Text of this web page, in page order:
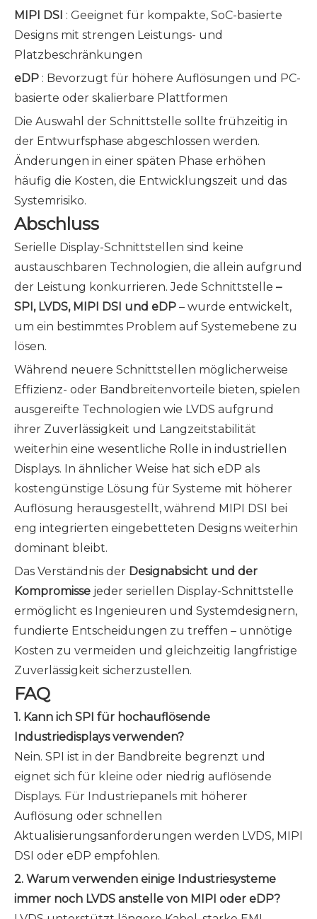
MIPI DSI : Geeignet für kompakte, SoC-basierte
Designs mit strengen Leistungs- und
Platzbeschränkungen
eDP : Bevorzugt für höhere Auflösungen und PC-
basierte oder skalierbare Plattformen
Die Auswahl der Schnittstelle sollte frühzeitig in
der Entwurfsphase abgeschlossen werden.
Änderungen in einer späten Phase erhöhen
häufig die Kosten, die Entwicklungszeit und das
Systemrisiko.
Abschluss
Serielle Display-Schnittstellen sind keine
austauschbaren Technologien, die allein aufgrund
der Leistung konkurrieren. Jede Schnittstelle –
SPI, LVDS, MIPI DSI und eDP – wurde entwickelt,
um ein bestimmtes Problem auf Systemebene zu
lösen.
Während neuere Schnittstellen möglicherweise
Effizienz- oder Bandbreitenvorteile bieten, spielen
ausgereifte Technologien wie LVDS aufgrund
ihrer Zuverlässigkeit und Langzeitstabilität
weiterhin eine wesentliche Rolle in industriellen
Displays. In ähnlicher Weise hat sich eDP als
kostengünstige Lösung für Systeme mit höherer
Auflösung herausgestellt, während MIPI DSI bei
eng integrierten eingebetteten Designs weiterhin
dominant bleibt.
Das Verständnis der Designabsicht und der
Kompromisse jeder seriellen Display-Schnittstelle
ermöglicht es Ingenieuren und Systemdesignern,
fundierte Entscheidungen zu treffen – unnötige
Kosten zu vermeiden und gleichzeitig langfristige
Zuverlässigkeit sicherzustellen.
FAQ
1. Kann ich SPI für hochauflösende
Industriedisplays verwenden?
Nein. SPI ist in der Bandbreite begrenzt und
eignet sich für kleine oder niedrig auflösende
Displays. Für Industriepanels mit höherer
Auflösung oder schnellen
Aktualisierungsanforderungen werden LVDS, MIPI
DSI oder eDP empfohlen.
2. Warum verwenden einige Industriesysteme
immer noch LVDS anstelle von MIPI oder eDP?